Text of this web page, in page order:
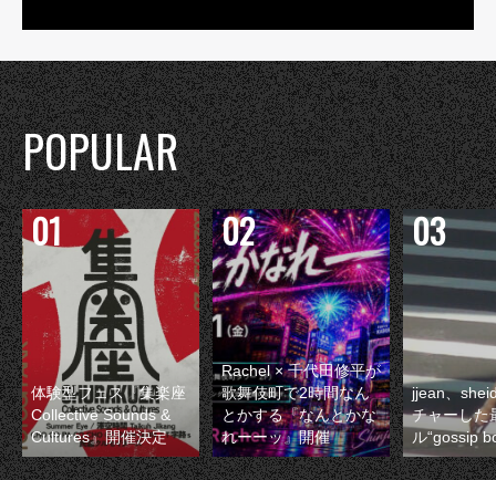
POPULAR
体験型フェス『集楽座
Collective Sounds &
Cultures』開催決定
Rachel × 千代田修平が
歌舞伎町で2時間なん
とかする『なんとかな
れーーッ』開催
jjean、
チャーした
ル“gossip